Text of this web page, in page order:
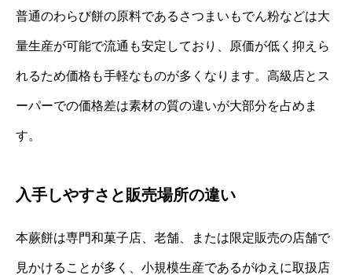
普通のわらび餅の原料であるさつまいもでん粉などは大
量生産が可能で流通も安定しており、原価が低く抑えら
れるため価格も手軽なものが多くなります。高級店とス
ーパーでの価格差は素材の質の違いが大部分を占めま
す。
入手しやすさと販売場所の違い
本蕨餅は専門和菓子店、老舗、または限定販売の店舗で
見かけることが多く、小規模生産であるがゆえに取扱店